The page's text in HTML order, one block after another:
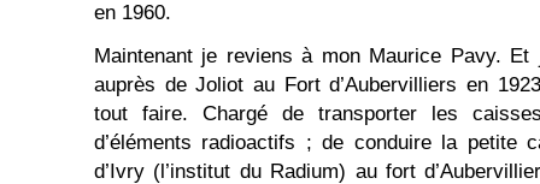
en 1960.
Maintenant je reviens à mon Maurice Pavy. Et
auprès de Joliot au Fort d’Aubervilliers en
tout faire. Chargé de transporter les
d’éléments radioactifs ; de conduire la petite
d’Ivry (l’institut du Radium) au fort